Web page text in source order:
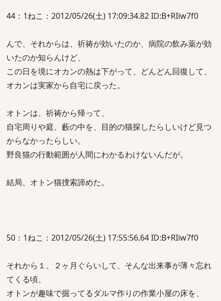
44：1ねこ：2012/05/26(土) 17:09:34.82 ID:B+RIiw7f0
んで、それからは、祈祷が効いたのか、病院の飲み薬が効
いたのか知らんけど、
この日を境にオカンの熱は下がって、どんどん回復して、
オカンは実家から自宅に戻った。
オトンは、祈祷から帰って、
自宅周りや庭、藪の中を、目的の猫探したらしいけど見つ
からなかったらしい。
野良猫の行動範囲が人間にわかるわけないんだが。
結局、オトン猫捜索諦めた。
50：1ねこ：2012/05/26(土) 17:55:56.64 ID:B+RIiw7f0
それから１、２ヶ月ぐらいして、そんな出来事が薄々忘れ
てくる頃、
オトンが趣味で掘ってるダルマ作りの作業小屋の床を、